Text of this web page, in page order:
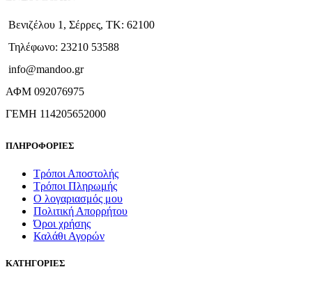
Βενιζέλου 1, Σέρρες, ΤΚ: 62100
Τηλέφωνο: 23210 53588
info@mandoo.gr
ΑΦΜ 092076975
ΓΕΜΗ 114205652000
ΠΛΗΡΟΦΟΡΙΕΣ
Τρόποι Αποστολής
Τρόποι Πληρωμής
Ο λογαριασμός μου
Πολιτική Απορρήτου
Όροι χρήσης
Καλάθι Αγορών
ΚΑΤΗΓΟΡΙΕΣ